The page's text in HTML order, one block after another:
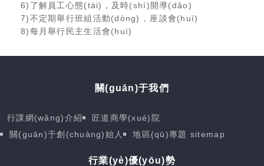
6)了解員工心態(tài)，及時(shí)開導(dǎo)
7)不定期舉行班組活動(dòng)，座談會(huì)
8)每月舉行民主生活會(huì)
關(guān)于我們
行課網(wǎng)介紹
匠道商學(xué)院
關(guān)于創(chuàng)始人
地區(qū)專題 sitemap
行業(yè)優(yōu)勢